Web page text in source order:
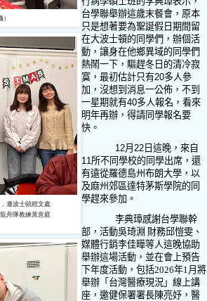
邀波士頓經文處
舟隊教練黃意庭
台學聯舉辦這歲末餐會，原本
只是想著要為聖誕假日期間留
在大波士頓的同學們，辦個活
動，讓身在他鄉異域的同學們
熱鬧一下，驅趕冬日的清冷寂
寞，最初估計只有20多人參
加，沒想到消息一公佈，不到
一星期就有40多人報名，看來
明年再辦，得請同學報名要
快。
12月 22 日這晚，來自
11所不同學校的同學出席，還
有遠從羅德島州布朗大學，以
及麻州郊區達特茅斯學院的同
學趕來參加。
李典璋感謝台學聯幹
部，活動吳琦淵 財務邱愷雯、
媒體行銷李佳曄等人這晚協助
舉辦這場活動，並在會上預告
下年度活動，包括2026年1 月將
舉辦「台灣醫療現況」線上講
座，邀健保署署長陳亮妤，醫